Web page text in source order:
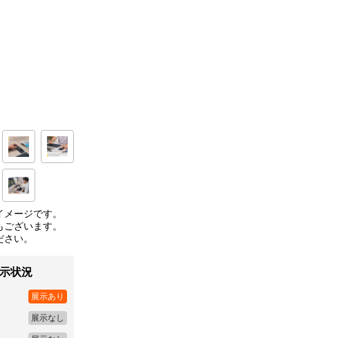
ージです。
ざいます。
い。
状況
展示あり
展示なし